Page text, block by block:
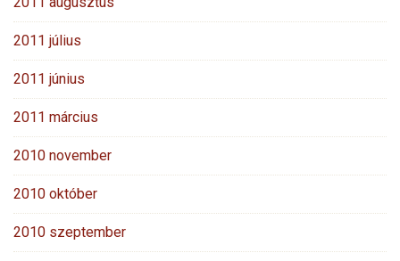
2011 július
2011 június
2011 március
2010 november
2010 október
2010 szeptember